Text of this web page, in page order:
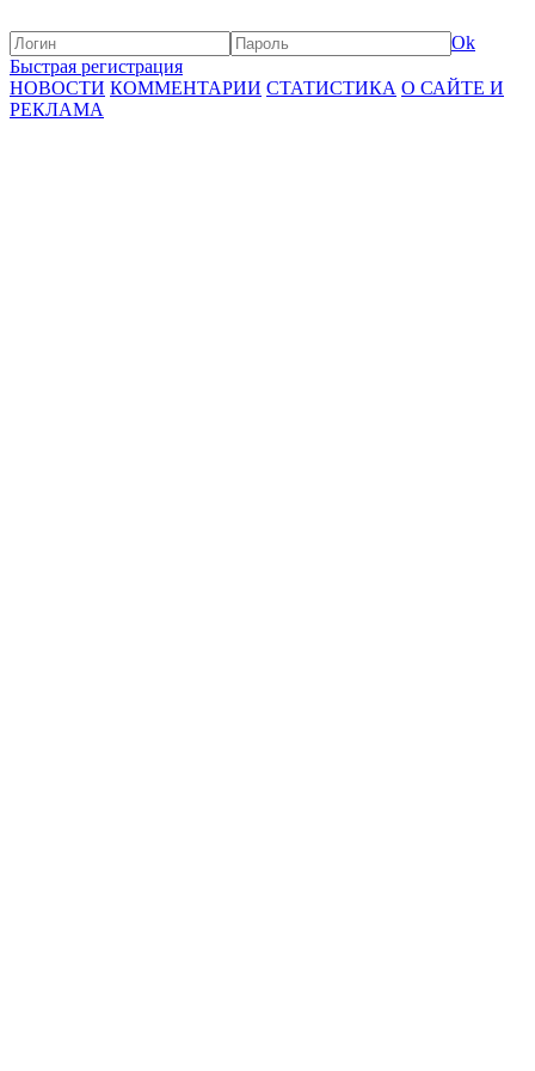
Ok
Быстрая регистрация
НОВОСТИ КОММЕНТАРИИ СТАТИСТИКА О САЙТЕ И
РЕКЛАМА